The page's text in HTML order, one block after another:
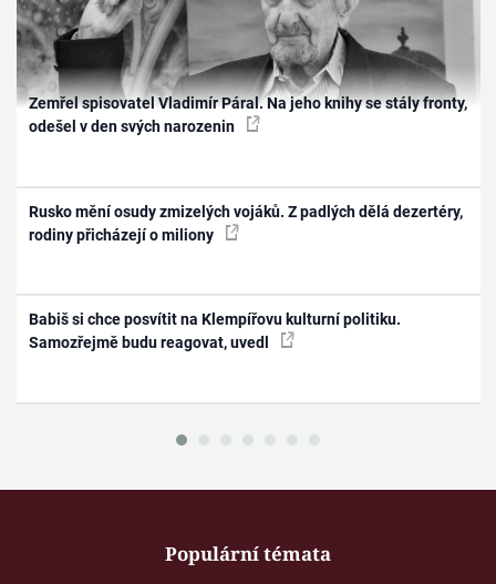
Zemřel spisovatel Vladimír Páral. Na jeho knihy se stály fronty,
odešel v den svých narozenin
Rusko mění osudy zmizelých vojáků. Z padlých dělá dezertéry,
rodiny přicházejí o miliony
Babiš si chce posvítit na Klempířovu kulturní politiku.
Samozřejmě budu reagovat, uvedl
Populární témata